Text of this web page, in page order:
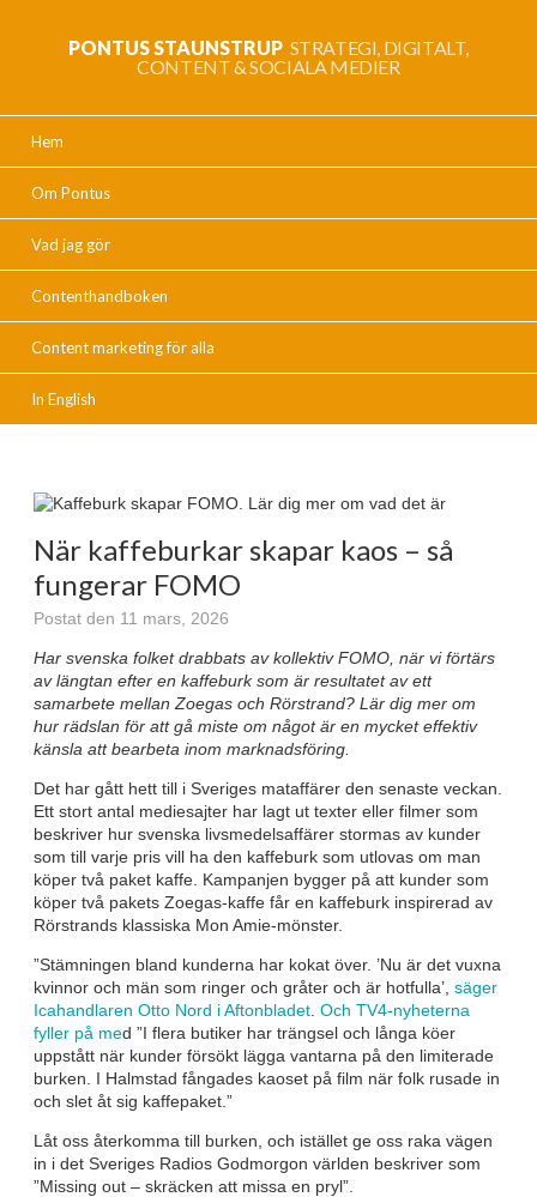
PONTUS STAUNSTRUP STRATEGI, DIGITALT,
CONTENT & SOCIALA MEDIER
Hem
Om Pontus
Vad jag gör
Contenthandboken
Content marketing för alla
In English
När kaffeburkar skapar kaos – så
fungerar FOMO
Postat den 11 mars, 2026
Har svenska folket drabbats av kollektiv FOMO, när vi förtärs
av längtan efter en kaffeburk som är resultatet av ett
samarbete mellan Zoegas och Rörstrand? Lär dig mer om
hur rädslan för att gå miste om något är en mycket effektiv
känsla att bearbeta inom marknadsföring.
Det har gått hett till i Sveriges mataffärer den senaste veckan.
Ett stort antal mediesajter har lagt ut texter eller filmer som
beskriver hur svenska livsmedelsaffärer stormas av kunder
som till varje pris vill ha den kaffeburk som utlovas om man
köper två paket kaffe. Kampanjen bygger på att kunder som
köper två pakets Zoegas-kaffe får en kaffeburk inspirerad av
Rörstrands klassiska Mon Amie-mönster.
”Stämningen bland kunderna har kokat över. ’Nu är det vuxna
kvinnor och män som ringer och gråter och är hotfulla’, säger
Icahandlaren Otto Nord i Aftonbladet Och TV4-nyheterna
fyller på med ”I flera butiker har trängsel och långa köer
uppstått när kunder försökt lägga vantarna på den limiterade
burken. I Halmstad fångades kaoset på film när folk rusade in
och slet åt sig kaffepaket.”
Låt oss återkomma till burken, och istället ge oss raka vägen
in i det Sveriges Radios Godmorgon världen beskriver som
”Missing out – skräcken att missa en pryl”.